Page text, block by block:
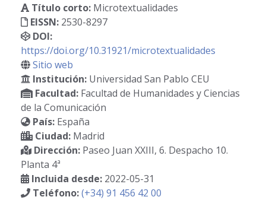
Título corto: Microtextualidades
EISSN: 2530-8297
DOI:
https://doi.org/10.31921/microtextualidades
Sitio web
Institución: Universidad San Pablo CEU
Facultad: Facultad de Humanidades y Ciencias
de la Comunicación
País: España
Ciudad: Madrid
Dirección: Paseo Juan XXIII, 6. Despacho 10.
Planta 4ª
Incluida desde: 2022-05-31
Teléfono:(+34) 91 456 42 00